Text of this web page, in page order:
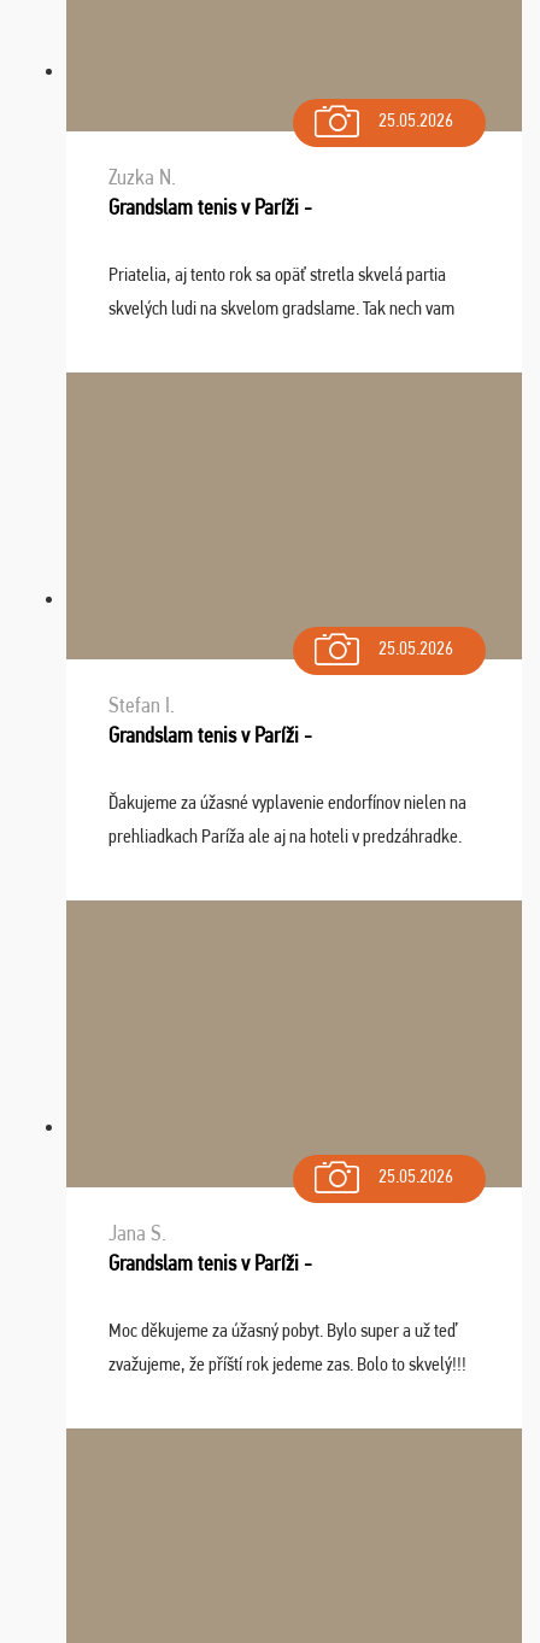
25.05.2026
Zuzka N.
Grandslam tenis v Paríži -
Priatelia, aj tento rok sa opäť stretla skvelá partia
skvelých ludi na skvelom gradslame. Tak nech vam
sa na budúci rok. Prajem vam este veľa ta ...
25.05.2026
Stefan I.
Grandslam tenis v Paríži -
Ďakujeme za úžasné vyplavenie endorfínov nielen na
prehliadkach Paríža ale aj na hoteli v predzáhradke.
spomínať a zväžujeme repete budúci rok : ...
25.05.2026
Jana S.
Grandslam tenis v Paríži -
Moc děkujeme za úžasný pobyt. Bylo super a už teď
zvažujeme, že příští rok jedeme zas. Bolo to skvelý!!!